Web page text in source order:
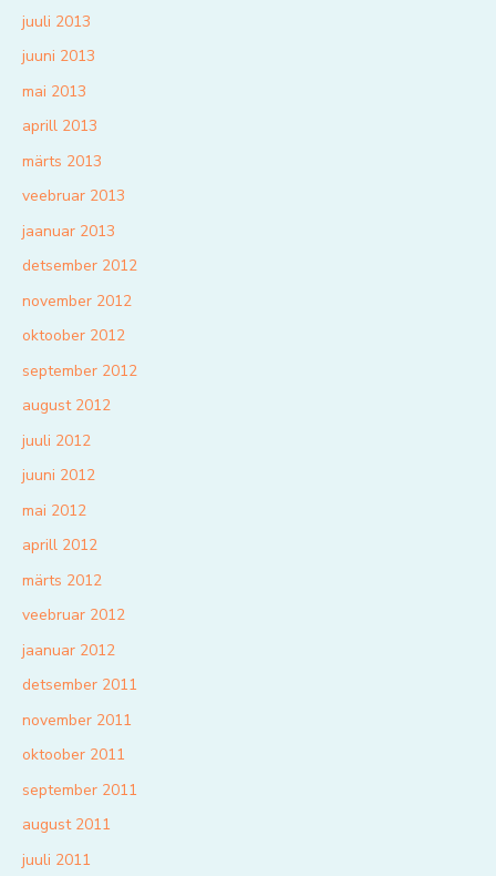
juuli 2013
juuni 2013
mai 2013
aprill 2013
märts 2013
veebruar 2013
jaanuar 2013
detsember 2012
november 2012
oktoober 2012
september 2012
august 2012
juuli 2012
juuni 2012
mai 2012
aprill 2012
märts 2012
veebruar 2012
jaanuar 2012
detsember 2011
november 2011
oktoober 2011
september 2011
august 2011
juuli 2011